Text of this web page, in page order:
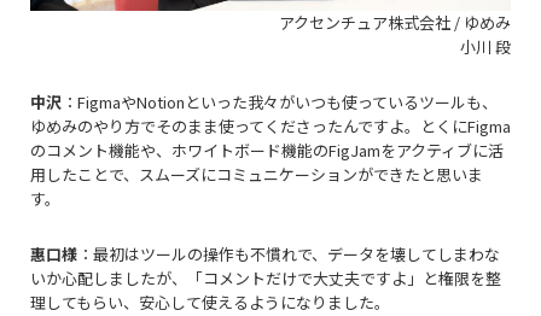
アクセンチュア株式会社 / ゆめみ
小川 段
中沢 ：FigmaやNotionといった我々がいつも使っているツールも、
ゆめみのやり方でそのまま使ってくださったんですよ。とくにFigma
のコメント機能や、ホワイトボード機能のFigJamをアクティブに活
用したことで、スムーズにコミュニケーションができたと思いま
す。
惠口様 ：最初はツールの操作も不慣れで、データを壊してしまわな
いか心配しましたが、「コメントだけで大丈夫ですよ」と権限を整
理してもらい、安心して使えるようになりました。